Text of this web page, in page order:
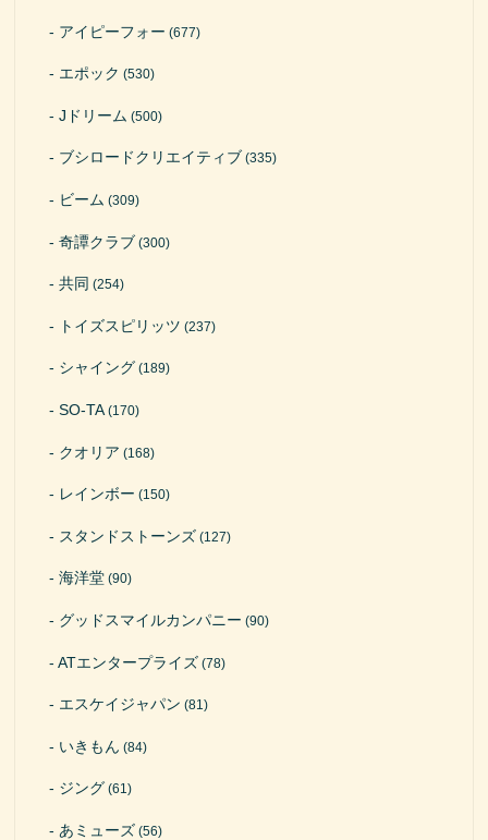
アイピーフォー (677)
エポック (530)
Jドリーム (500)
ブシロードクリエイティブ (335)
ビーム (309)
奇譚クラブ (300)
共同 (254)
トイズスピリッツ (237)
シャイング (189)
SO-TA(170)
クオリア (168)
レインボー (150)
スタンドストーンズ (127)
海洋堂 (90)
グッドスマイルカンパニー (90)
ATエンタープライズ (78)
エスケイジャパン (81)
いきもん (84)
ジング (61)
あミューズ (56)